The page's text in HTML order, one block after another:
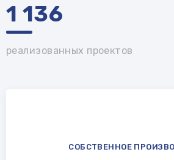
1 136
реализованных проектов
СОБСТВЕННОЕ